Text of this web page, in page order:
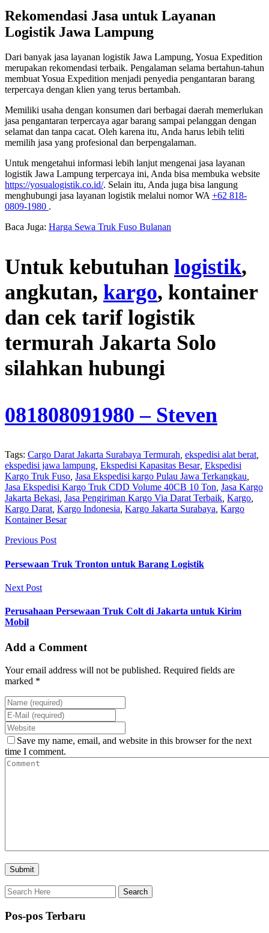
Rekomendasi Jasa untuk Layanan
Logistik Jawa Lampung
Dari banyak jasa layanan logistik Jawa Lampung, Yosua Expedition
merupakan rekomendasi terbaik. Pengalaman selama bertahun-tahun
membuat Yosua Expedition menjadi penyedia pengantaran barang
terpercaya dengan klien yang terus bertambah.
Memiliki usaha dengan konsumen dari berbagai daerah memerlukan
jasa pengantaran terpercaya agar barang sampai pelanggan dengan
selamat dan tanpa cacat. Oleh karena itu, Anda harus lebih teliti
memilih jasa yang profesional dan berpengalaman.
Untuk mengetahui informasi lebih lanjut mengenai jasa layanan
logistik Jawa Lampung terpercaya ini, Anda bisa membuka website
https://yosualogistik.co.id/. Selain itu, Anda juga bisa langung
menghubungi jasa layanan logistik melalui nomor WA+62 818-
0809-1980 .
Baca Juga: Harga Sewa Truk Fuso Bulanan
Untuk kebutuhan logistik,
angkutan, kargo, kontainer
dan cek tarif logistik
termurah Jakarta Solo
silahkan hubungi
081808091980 – Steven
Tags: Cargo Darat Jakarta Surabaya Termurah, ekspedisi alat berat,
ekspedisi jawa lampung, Ekspedisi Kapasitas Besar, Ekspedisi
Kargo Truk Fuso, Jasa Ekspedisi kargo Pulau Jawa Terkangkau,
Jasa Ekspedisi Kargo Truk CDD Volume 40CB 10 Ton, Jasa Kargo
Jakarta Bekasi, Jasa Pengiriman Kargo Via Darat Terbaik, Kargo,
Kargo Darat, Kargo Indonesia, Kargo Jakarta Surabaya, Kargo
Kontainer Besar
Previous Post
Persewaan Truk Tronton untuk Barang Logistik
Next Post
Perusahaan Persewaan Truk Colt di Jakarta untuk Kirim
Mobil
Add a Comment
Your email address will not be published. Required fields are
marked *
Save my name, email, and website in this browser for the next
time I comment.
Pos-pos Terbaru